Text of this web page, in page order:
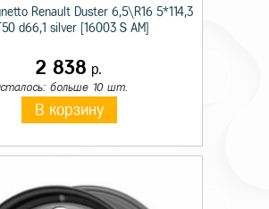
Renault Duster 6,5\R16 5*114,3
d66,1 silver [16003 S AM]
2 838 р.
больше 10 шт.
В корзину